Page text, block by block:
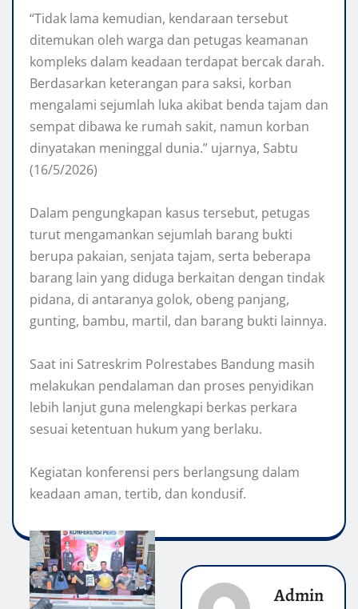
“‎Tidak lama kemudian, kendaraan tersebut
ditemukan oleh warga dan petugas keamanan
kompleks dalam keadaan terdapat bercak darah.
Berdasarkan keterangan para saksi, korban
mengalami sejumlah luka akibat benda tajam dan
sempat dibawa ke rumah sakit, namun korban
dinyatakan meninggal dunia.” ujarnya, Sabtu
(16/5/2026)
‎Dalam pengungkapan kasus tersebut, petugas
turut mengamankan sejumlah barang bukti
berupa pakaian, senjata tajam, serta beberapa
barang lain yang diduga berkaitan dengan tindak
pidana, di antaranya golok, obeng panjang,
gunting, bambu, martil, dan barang bukti lainnya.
‎Saat ini Satreskrim Polrestabes Bandung masih
melakukan pendalaman dan proses penyidikan
lebih lanjut guna melengkapi berkas perkara
sesuai ketentuan hukum yang berlaku.
‎Kegiatan konferensi pers berlangsung dalam
keadaan aman, tertib, dan kondusif.
Admin